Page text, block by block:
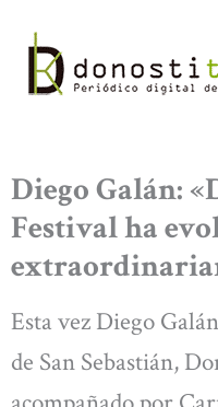
contenido
Diego Galán:
Festival ha
Esta vez Diego
de San Sebastián,